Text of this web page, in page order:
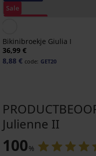
Sale
Bikinibroekje Giulia I
36,99 €
8,88 € code: GET20
Julienne II
100%